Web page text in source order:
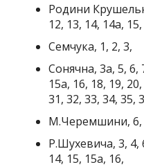
Родини
12, 13, 14, 14а,
Семчука, 1, 2, 3,
Сонячна, 3а, 5, 6,
15а, 16, 18, 19,
31, 32, 33, 34, 35,
М.Черемшини, 6,
Р.Шухевича, 3, 4,
14, 15, 15а, 16,